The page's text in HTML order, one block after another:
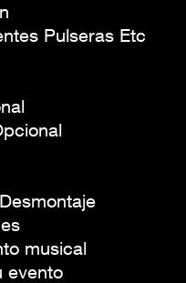
Pulseras Etc
musical
evento